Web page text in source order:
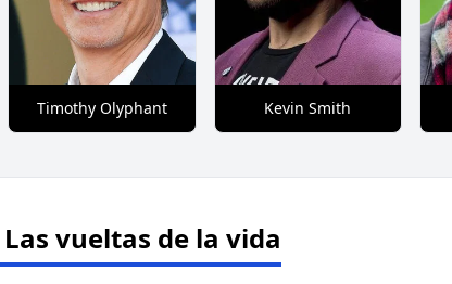
Timothy Olyphant Kevin Smith
vueltas de la vida